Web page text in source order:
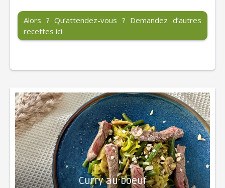
Alors ? Qu’attendez-vous ? Demandez d’autres
recettes ici
Curry au boeuf